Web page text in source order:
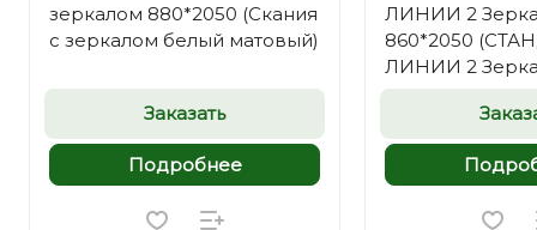
зеркалом 880*2050 (Скания
с зеркалом белый матовый)
Заказать
Подробнее
ЛИНИИ 2
860*2050
ЛИНИИ 2
венге)